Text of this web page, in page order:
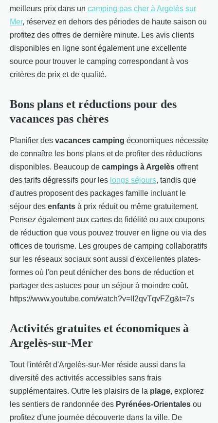
meilleurs prix dans un camping pas cher à Argelès sur
Mer, réservez en dehors des périodes de haute saison ou
profitez des offres de dernière minute. Les avis clients
disponibles en ligne sont également une excellente
source pour trouver le camping correspondant à vos
critères de prix et de qualité.
Bons plans et réductions pour des
vacances pas chères
Planifier des vacances camping économiques nécessite
de connaître les bons plans et de profiter des réductions
disponibles. Beaucoup de campings à Argelès offrent
des tarifs dégressifs pour les longs séjours, tandis que
d'autres proposent des packages famille incluant le
séjour des enfants à prix réduit ou même gratuitement.
Pensez également aux cartes de fidélité ou aux coupons
de réduction que vous pouvez trouver en ligne ou via des
offices de tourisme. Les groupes de camping collaboratifs
sur les réseaux sociaux sont aussi d'excellentes plates-
formes où l'on peut dénicher des bons de réduction et
partager des astuces pour un séjour à moindre coût.
https://www.youtube.com/watch?v=lI2qvTqvFZg&t=7s
Activités gratuites et économiques à
Argelès-sur-Mer
Tout l'intérêt d'Argelès-sur-Mer réside aussi dans la
diversité des activités accessibles sans frais
supplémentaires. Outre les plaisirs de la plage, explorez
les sentiers de randonnée des Pyrénées-Orientales ou
profitez d'une journée découverte dans la ville. De